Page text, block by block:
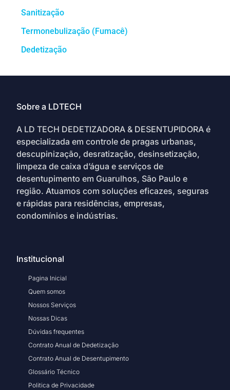
Sanitização
Termonebulização (Fumacê)
Dedetização
Sobre a LDTECH
A LD TECH DEDETIZADORA & DESENTUPIDORA é
especializada em controle de pragas urbanas,
descupinização, desratização, desinsetização,
limpeza de caixa d’água e serviços de
desentupimento em Guarulhos, São Paulo e
região. Atuamos com soluções eficazes, seguras
e rápidas para residências, empresas,
condomínios e indústrias.
Institucional
Pagina Inicial
Quem somos
Nossos Serviços
Nossas Dicas
Dúvidas frequentes
Contrato Anual de Dedetização
Contrato Anual de Desentupimento
Glossário Técnico
Politica de Privacidade